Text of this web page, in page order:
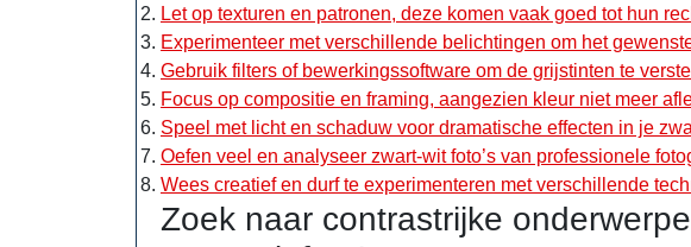
Let op texturen en patronen, deze komen vaak goed tot hun
Experimenteer met verschillende belichtingen om het
Gebruik filters of bewerkingssoftware om de grijstinten te
Focus op compositie en framing, aangezien kleur niet meer
Speel met licht en schaduw voor dramatische effecten in je
Oefen veel en analyseer zwart-wit foto’s van professionele
Wees creatief en durf te experimenteren met verschillende
Zoek naar contrastrijke